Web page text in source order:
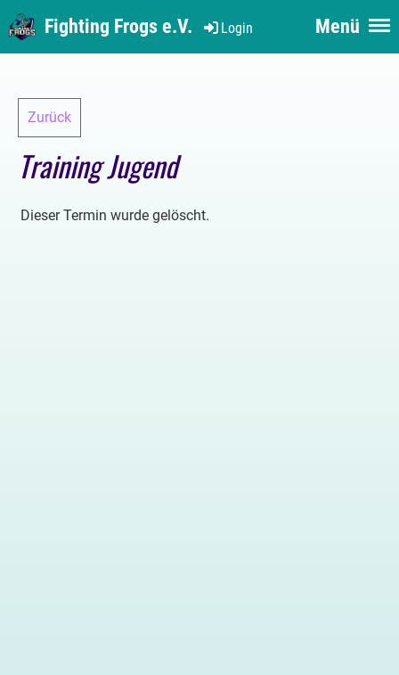
Menü
Login
Fighting Frogs e.V.
Zurück
Training Jugend
Dieser Termin wurde gelöscht.